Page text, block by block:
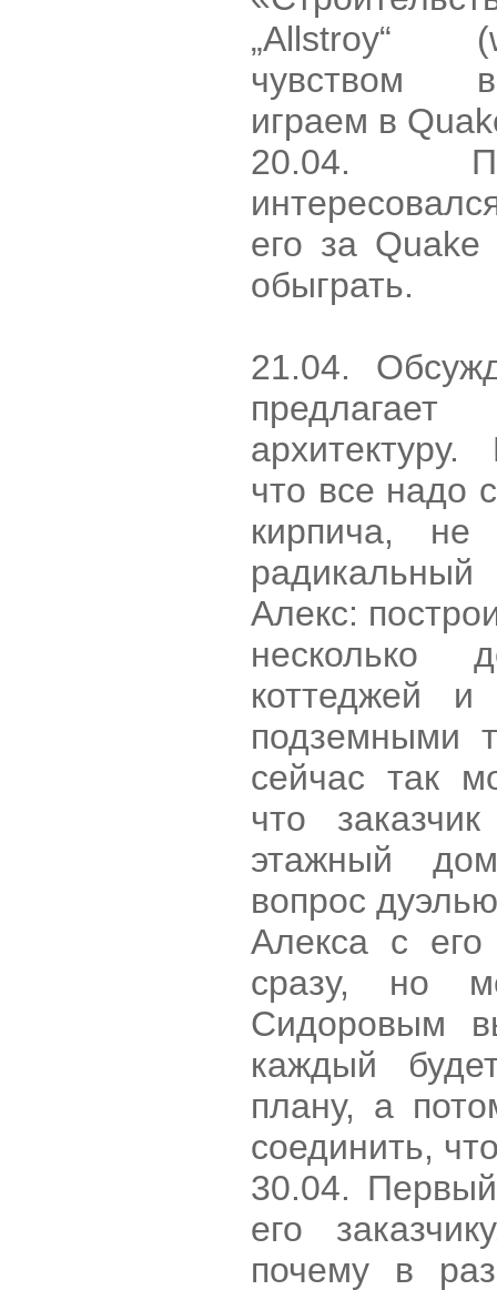
„Аllstroу“
чувством
играем в
20.04.
его за
обыграть.
21.04.
что все надо
кирпича, не
Алекс:
несколько
коттеджей
подземными
сейчас так
что
этажный
вопрос
Алекса с его
сразу, но
Сидоровым
каждый
плану, а
соединить,
30.04.
его
почему в